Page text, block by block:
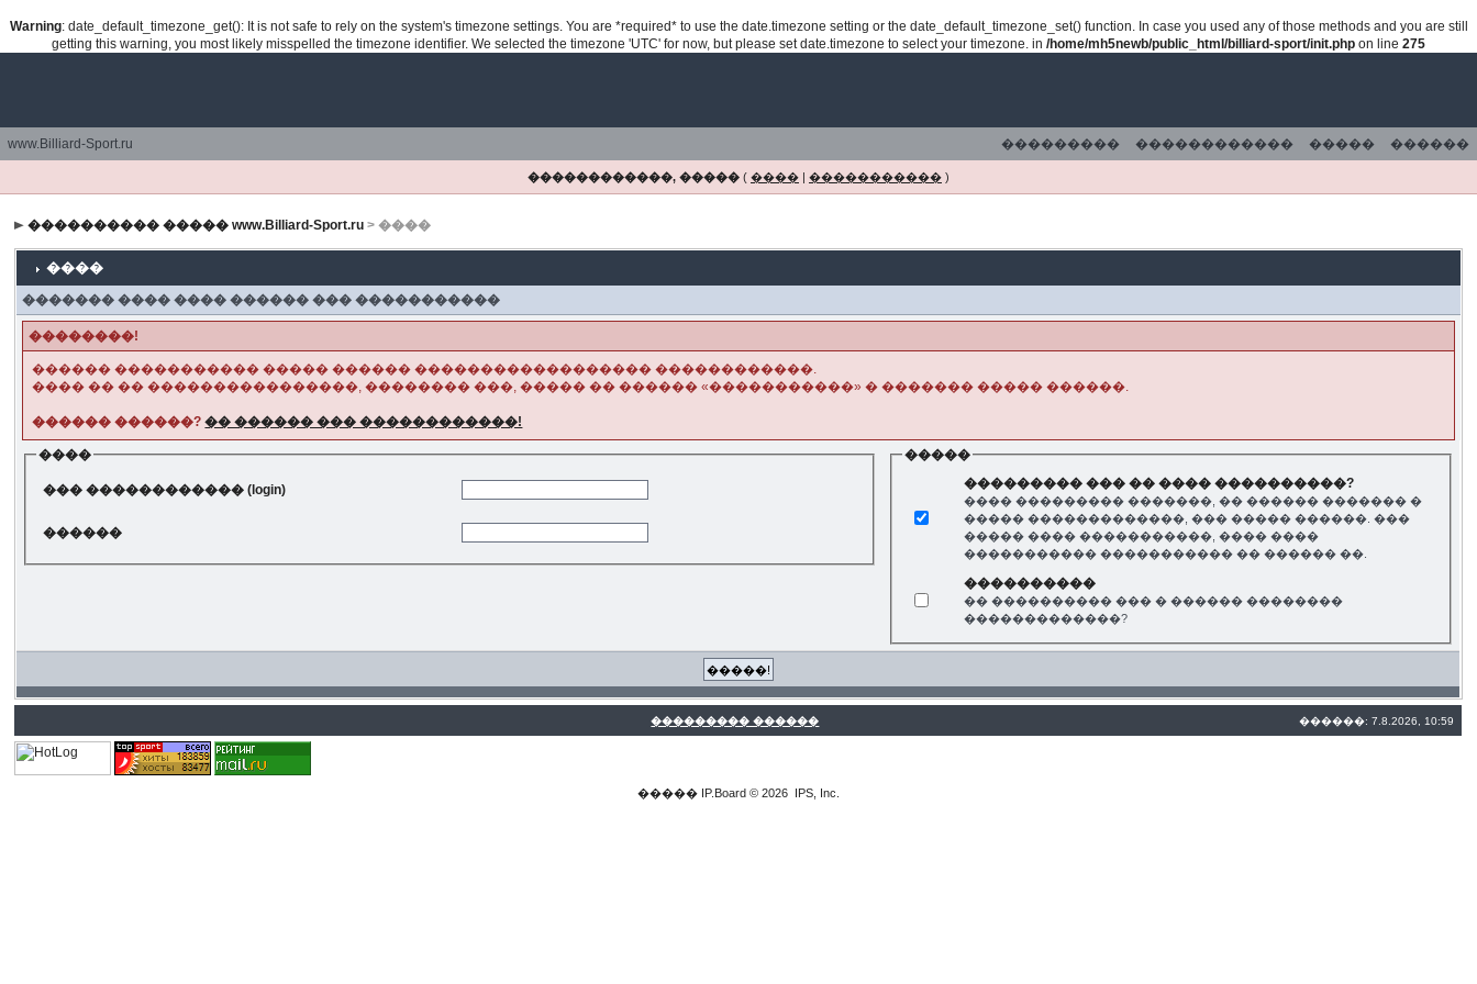
Warning: date_default_timezone_get(): It is not safe to rely on the system's timezone settings. You are *required* to use the date.timezone setting or the date_default_timezone_set() function. In case you used any of those methods and you are still
getting this warning, you most likely misspelled the timezone identifier. We selected the timezone 'UTC' for now, but please set date.timezone to select your timezone. in /home/mh5newb/public_html/billiard-sport/init.php on line 275
www.Billiard-Sport.ru ������
�����
������������
���������
������������, ����� ( ���� | ����������� )
���������� ����� www.Billiard-Sport.ru > ����
����
������� ���� ���� ������ ��� �����������
��������!
������ ����������� ����� ������ ������������������ ������������.
���� �� �� ����������������, �������� ���, ����� �� ������ «�����������» � ������� ����� ������.
������ ������?�� ������ ��� ������������!
����
��� ������������ (login)
������
�����
��������� ��� �� ���� ����������?
���� ��������� �������, �� ������ ������� �
����� �������������, ��� ����� ������. ���
����� ���� �����������, ���� ����
����������� ����������� �� ������ ��.
����������
�� ���������� ��� � ������ ��������
�������������?
��������� ������ ������: 7.8.2026, 10:59
����� IP.Board© 2026 IPS, Inc